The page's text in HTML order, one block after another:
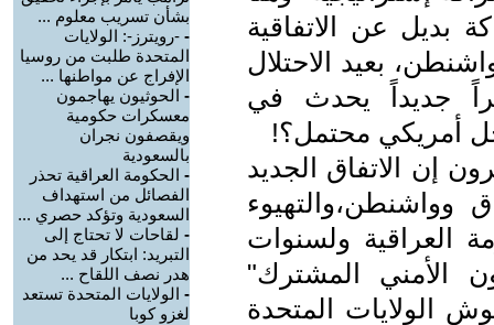
بديل عن الاتفاقية
بعيد الاحتلال
جديداً يحدث في
أمريكي محتمل؟!
إن الاتفاق الجديد
وواشنطن،والتهيوء
العراقية ولسنوات
الأمني المشترك"
الولايات المتحدة
بشأن تسريب معلوم ...
- -رويترز-: الولايات
المتحدة طلبت من روسيا
الإفراج عن مواطنها ...
- الحوثيون يهاجمون
معسكرات حكومية
ويقصفون نجران
بالسعودية
- الحكومة العراقية تحذر
الفصائل من استهداف
السعودية وتؤكد حصري ...
- لقاحات لا تحتاج إلى
التبريد: ابتكار قد يحد من
هدر نصف اللقاح ...
- الولايات المتحدة تستعد
لغزو كوبا